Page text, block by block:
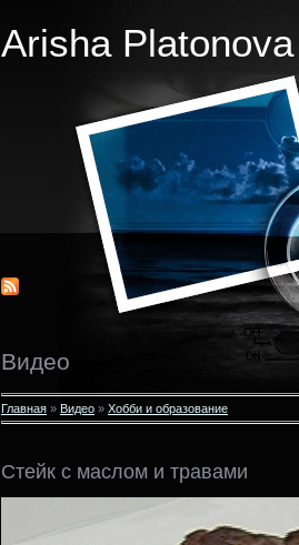
Arisha Platonova
Видео
Главная » Видео » Хобби и образование
Стейк с маслом и травами